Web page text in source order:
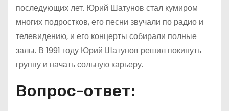
последующих лет. Юрий Шатунов стал кумиром
многих подростков, его песни звучали по радио и
телевидению, и его концерты собирали полные
залы. В 1991 году Юрий Шатунов решил покинуть
группу и начать сольную карьеру.
Вопрос-ответ: